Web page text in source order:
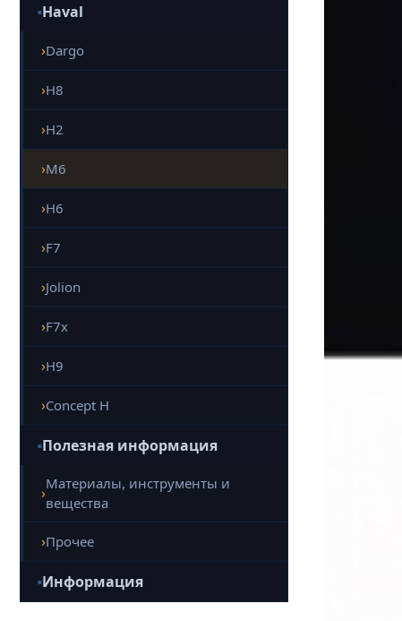
Haval
Dargo
H8
H2
M6
H6
F7
Jolion
F7x
H9
Concept H
Полезная информация
Материалы, инструменты и
вещества
Прочее
Информация